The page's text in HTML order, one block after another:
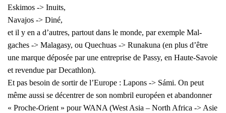
Eski­mos -> Inuits,
Nava­jos -> Diné,
et il y en a d’autres, par­tout dans le monde, par exemple Mal­
gaches -> Mala­ga­sy, ou Que­chuas -> Runa­ku­na (en plus d’être
une marque dépo­sée par une entre­prise de Pas­sy, en Haute-Savoie
et reven­due par Decath­lon).
Et pas besoin de sor­tir de l’Eu­rope : Lapons -> Sámi. On peut
même aus­si se décen­trer de son nom­bril euro­péen et aban­don­ner
« Proche-Orient » pour WANA (West Asia – North Afri­ca -> Asie